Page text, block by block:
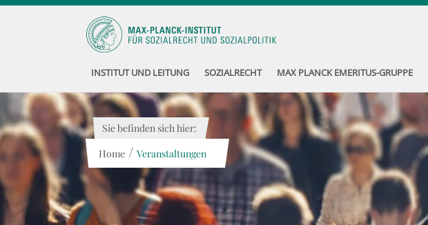
INSTITUT UND LEITUNG SOZIALRECHT MAX PLANCK EMERITUS-GRUPPE
Sie befinden sich hier:
Home / Veranstaltungen